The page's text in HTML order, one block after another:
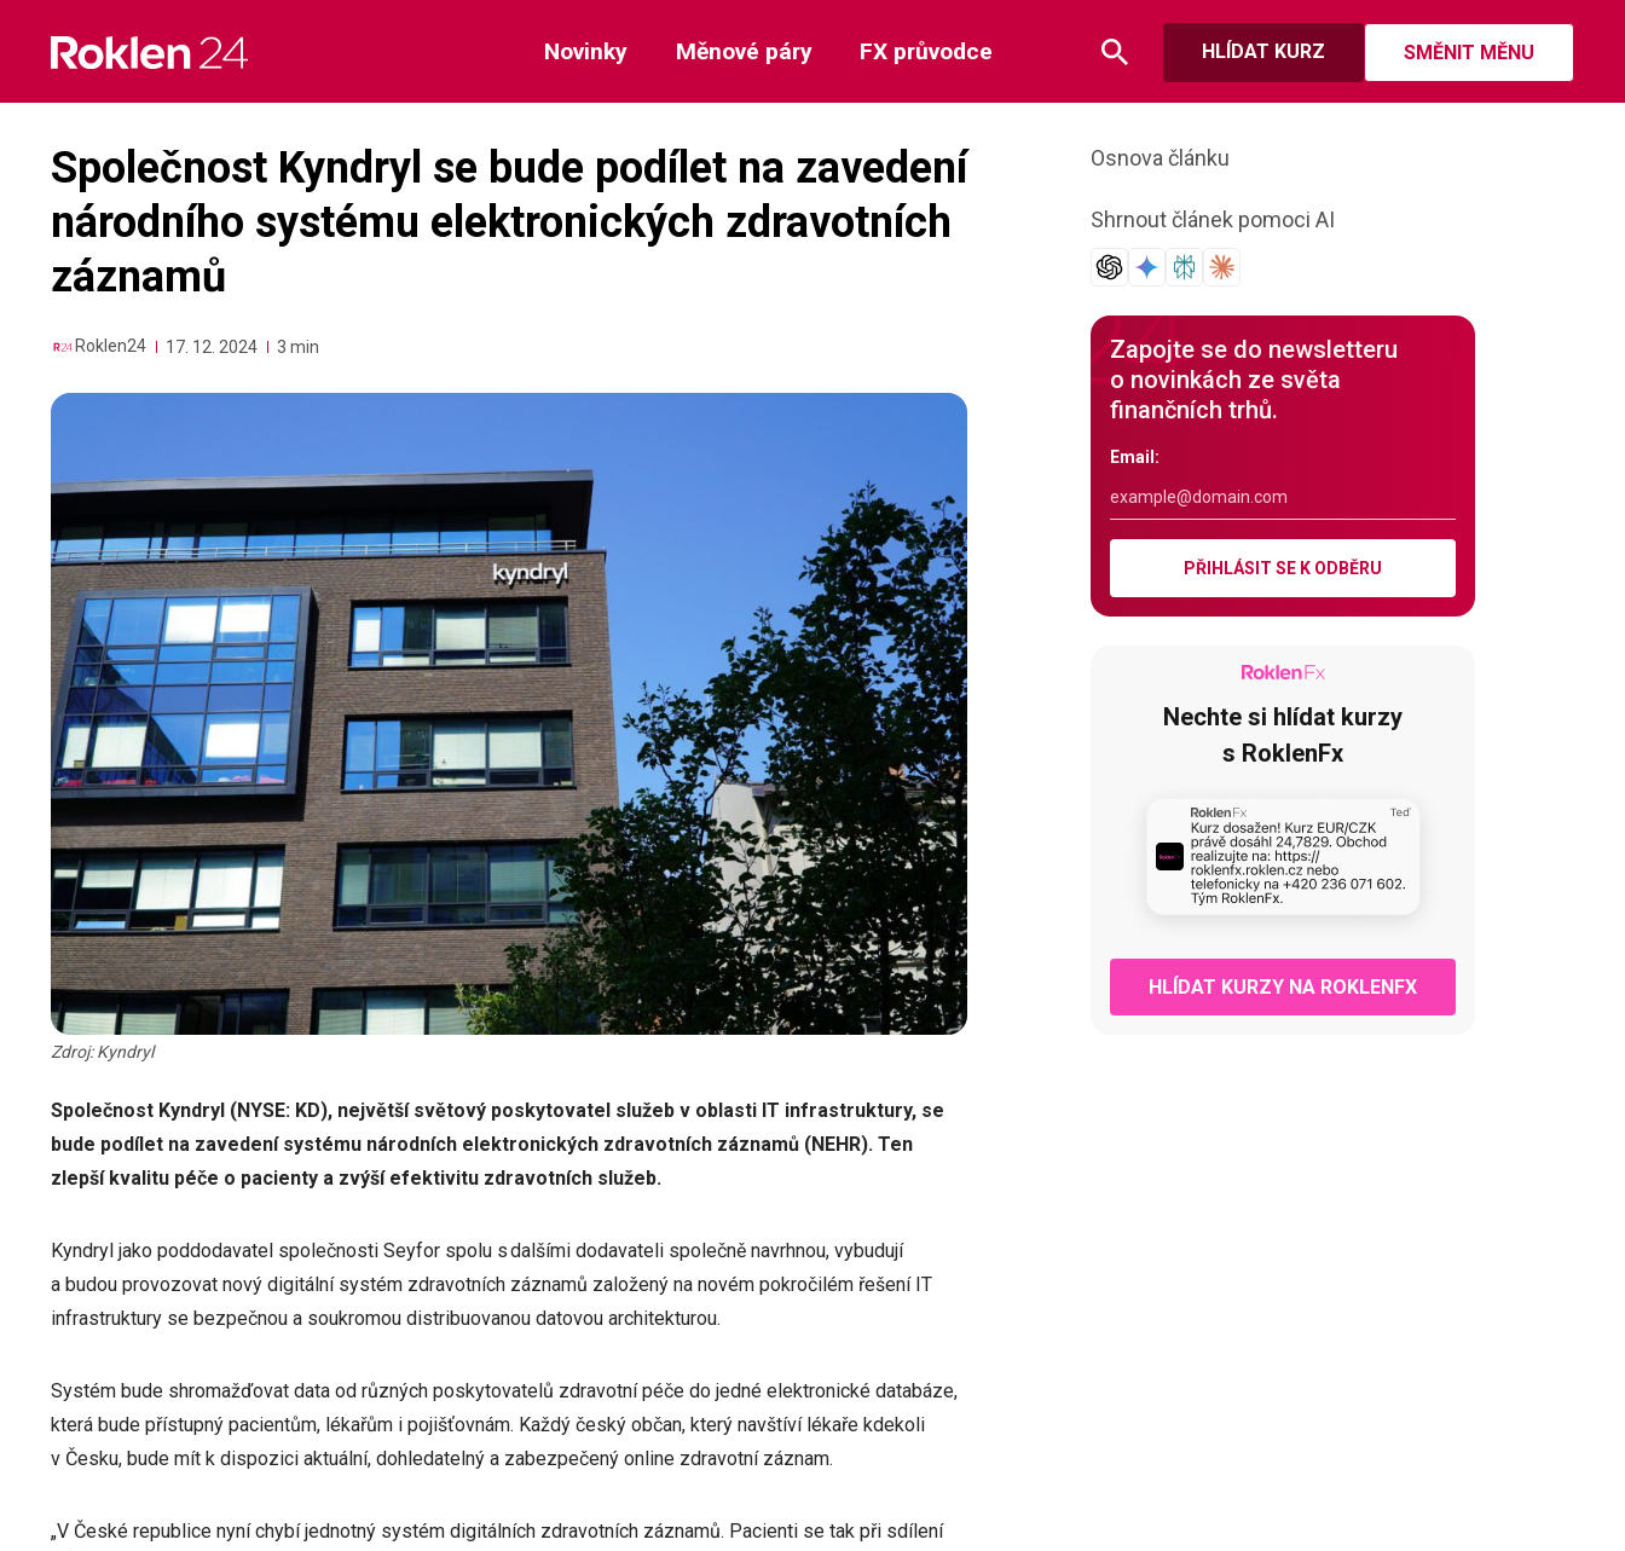
content
HLÍDAT KURZ SMĚNIT MĚNU
Novinky Měnové páry FX průvodce
Společnost Kyndryl se bude podílet na zavedení
národního systému elektronických zdravotních
záznamů
Roklen24 17. 12. 2024 3 min
Zdroj: Kyndryl
Společnost Kyndryl (NYSE: KD), největší světový poskytovatel služeb v oblasti IT infrastruktury, se
bude podílet na zavedení systému národních elektronických zdravotních záznamů (NEHR). Ten
zlepší kvalitu péče o pacienty a zvýší efektivitu zdravotních služeb.
Kyndryl jako poddodavatel společnosti Seyfor spolu s dalšími dodavateli společně navrhnou, vybudují
a budou provozovat nový digitální systém zdravotních záznamů založený na novém pokročilém řešení IT
infrastruktury se bezpečnou a soukromou distribuovanou datovou architekturou.
Systém bude shromažďovat data od různých poskytovatelů zdravotní péče do jedné elektronické databáze,
která bude přístupný pacientům, lékařům i pojišťovnám. Každý český občan, který navštíví lékaře kdekoli
v Česku, bude mít k dispozici aktuální, dohledatelný a zabezpečený online zdravotní záznam.
„V České republice nyní chybí jednotný systém digitálních zdravotních záznamů. Pacienti se tak při sdílení
Osnova článku
Shrnout článek pomoci AI
Zapojte se do newsletteru
o novinkách ze světa
finančních trhů.
Email:
PŘIHLÁSIT SE K ODBĚRU
Nechte si hlídat kurzy
s RoklenFx
HLÍDAT KURZY NA ROKLENFX